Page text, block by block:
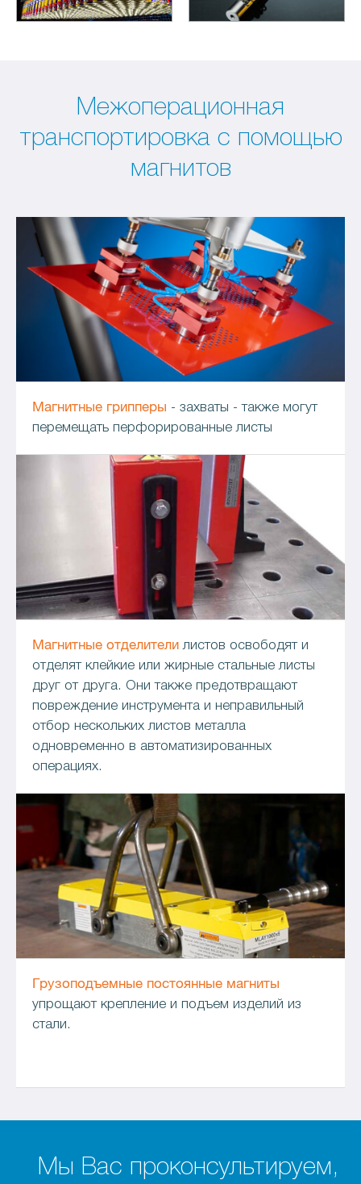
Межоперационная
транспортировка с помощью
магнитов
Магнитные грипперы - захваты - также могут
перемещать перфорированные листы
Магнитные отделители листов освободят и
отделят клейкие или жирные стальные листы
друг от друга. Они также предотвращают
повреждение инструмента и неправильный
отбор нескольких листов металла
одновременно в автоматизированных
операциях.
Грузоподъемные постоянные магниты
упрощают крепление и подъем изделий из
стали.
Мы Вас проконсультируем,